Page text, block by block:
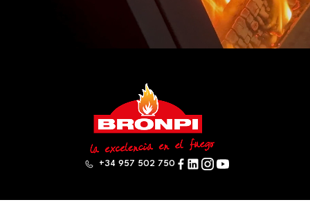
+34 957 502 750